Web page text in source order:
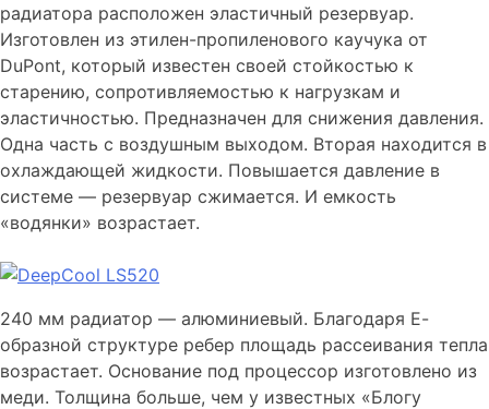
радиатора расположен эластичный резервуар.
Изготовлен из этилен-пропиленового каучука от
DuPont, который известен своей стойкостью к
старению, сопротивляемостью к нагрузкам и
эластичностью. Предназначен для снижения давления.
Одна часть с воздушным выходом. Вторая находится в
охлаждающей жидкости. Повышается давление в
системе — резервуар сжимается. И емкость
«водянки» возрастает.
240 мм радиатор — алюминиевый. Благодаря Е-
образной структуре ребер площадь рассеивания тепла
возрастает. Основание под процессор изготовлено из
меди. Толщина больше, чем у известных «Блогу